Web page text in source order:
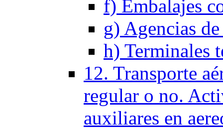
f) Embalajes
g) Agencias
h) Terminales
12. Transporte
regular o no.
auxiliares en